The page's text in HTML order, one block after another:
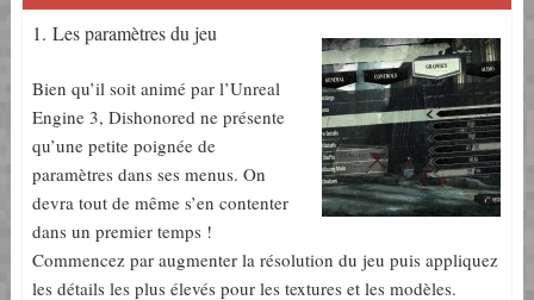
1. Les paramètres du jeu
Bien qu’il soit animé par l’Unreal
Engine 3, Dishonored ne présente
qu’une petite poignée de
paramètres dans ses menus. On
devra tout de même s’en contenter
dans un premier temps !
Commencez par augmenter la résolution du jeu puis appliquez
les détails les plus élevés pour les textures et les modèles.